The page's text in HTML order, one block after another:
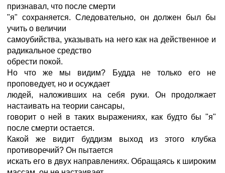
признавал, что после смерти
"я" сохраняется. Следовательно, он должен был бы
учить о величии
самоубийства, указывать на него как на действенное и
радикальное средство
обрести покой.
Но что же мы видим? Будда не только его не
проповедует, но и осуждает
людей, наложивших на себя руки. Он продолжает
настаивать на теории сансары,
говорит о ней в таких выражениях, как будто бы "я"
после смерти остается.
Какой же видит буддизм выход из этого клубка
противоречий? Он пытается
искать его в двух направлениях. Обращаясь к широким